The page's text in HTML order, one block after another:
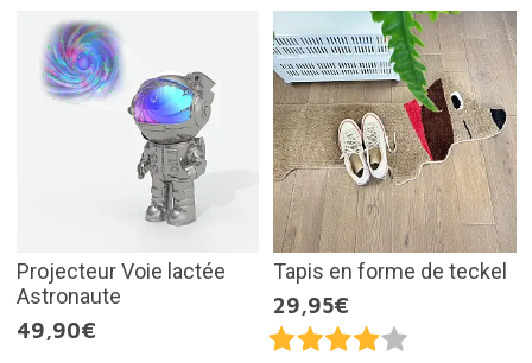
Projecteur Voie lactée
Astronaute
49,90€
Tapis en forme de teckel
29,95€